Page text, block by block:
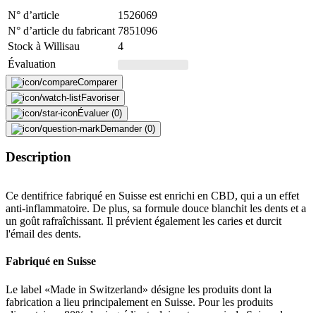
N° d’article
1526069
N° d’article du fabricant 7851096
Stock à Willisau
4
Évaluation
Comparer
Favoriser
Évaluer (0)
Demander (0)
Description
Ce dentifrice fabriqué en Suisse est enrichi en CBD, qui a un effet
anti-inflammatoire. De plus, sa formule douce blanchit les dents et a
un goût rafraîchissant. Il prévient également les caries et durcit
l'émail des dents.
Fabriqué en Suisse
Le label «Made in Switzerland» désigne les produits dont la
fabrication a lieu principalement en Suisse. Pour les produits